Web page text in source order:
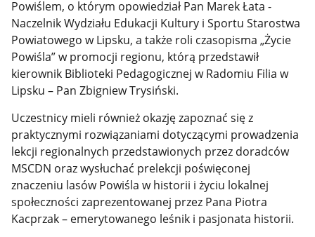
Powiślem, o którym opowiedział Pan Marek Łata -
Naczelnik Wydziału Edukacji Kultury i Sportu Starostwa
Powiatowego w Lipsku, a także roli czasopisma „Życie
Powiśla” w promocji regionu, którą przedstawił
kierownik Biblioteki Pedagogicznej w Radomiu Filia w
Lipsku – Pan Zbigniew Trysiński.
Uczestnicy mieli również okazję zapoznać się z
praktycznymi rozwiązaniami dotyczącymi prowadzenia
lekcji regionalnych przedstawionych przez doradców
MSCDN oraz wysłuchać prelekcji poświęconej
znaczeniu lasów Powiśla w historii i życiu lokalnej
społeczności zaprezentowanej przez Pana Piotra
Kacprzak – emerytowanego leśnik i pasjonata historii.